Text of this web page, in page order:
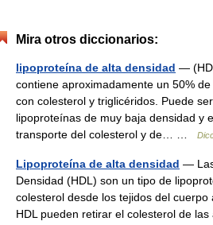
Mira otros diccionarios:
lipoproteína de alta densidad —
contiene aproximadamente un 50%
con colesterol y triglicéridos. Puede
lipoproteínas de muy baja densidad y
transporte del colesterol y de… …
Lipoproteína de alta densidad —
Densidad (HDL) son un tipo de
colesterol desde los tejidos del
HDL pueden retirar el colesterol de